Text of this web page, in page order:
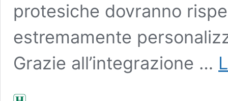
protesiche dovranno
estremamente
Grazie all’integrazione …